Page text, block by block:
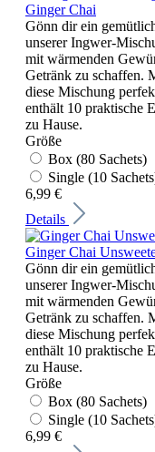
Ginger Chai
Gönn dir ein
unserer Ingwer-
mit wärmenden
Getränk zu schaffen.
diese Mischung
enthält 10 praktische
zu Hause.
Größe
Box (80 Sachets)
Single (10
6,99 €
Details
Ginger Chai
Gönn dir ein
unserer Ingwer-
mit wärmenden
Getränk zu schaffen.
diese Mischung
enthält 10 praktische
zu Hause.
Größe
Box (80 Sachets)
Single (10
6,99 €